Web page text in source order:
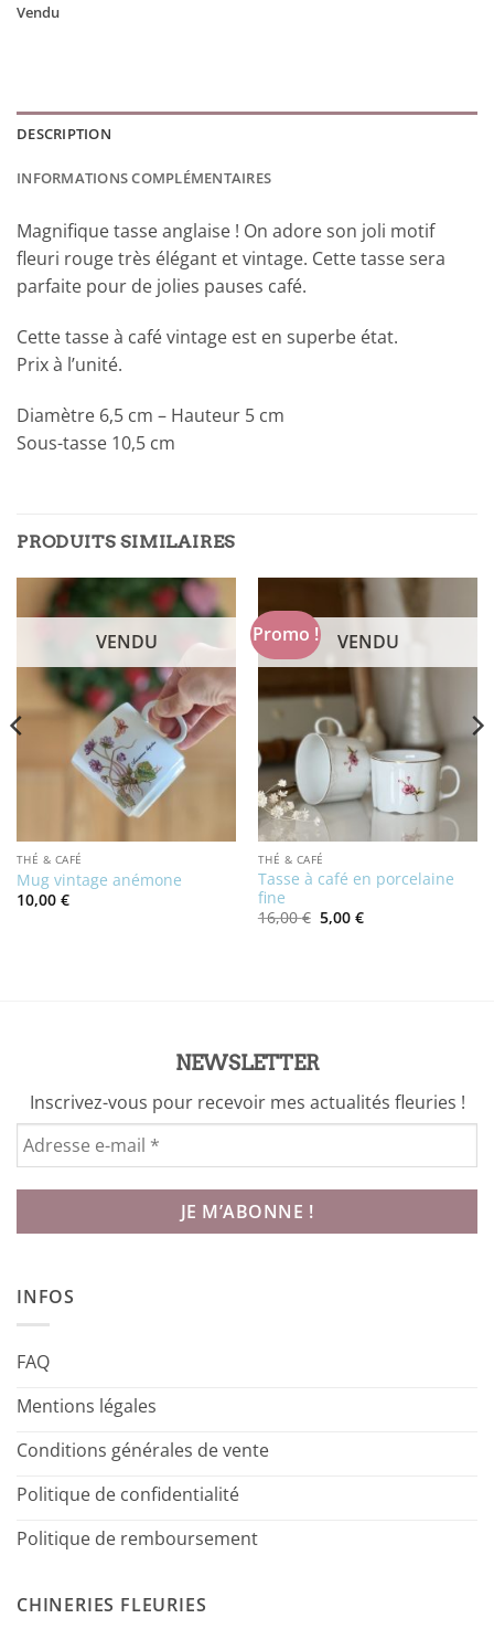
Vendu
DESCRIPTION
INFORMATIONS COMPLÉMENTAIRES
Magnifique tasse anglaise ! On adore son joli motif
fleuri rouge très élégant et vintage. Cette tasse sera
parfaite pour de jolies pauses café.
Cette tasse à café vintage est en superbe état.
Prix à l’unité.
Diamètre 6,5 cm – Hauteur 5 cm
Sous-tasse 10,5 cm
PRODUITS SIMILAIRES
VENDU
THÉ & CAFÉ
Mug vintage anémone
10,00 €
Promo ! VENDU
THÉ & CAFÉ
Tasse à café en porcelaine
fine
16,00€ Le
prix
5,00 €Le
NEWSLETTER
Inscrivez-vous pour recevoir mes actualités fleuries !
INFOS
FAQ
Mentions légales
Conditions générales de vente
Politique de confidentialité
Politique de remboursement
CHINERIES FLEURIES